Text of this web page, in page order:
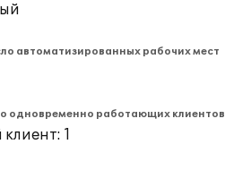
автоматизированных рабочих мест
одновременно работающих клиентов
1